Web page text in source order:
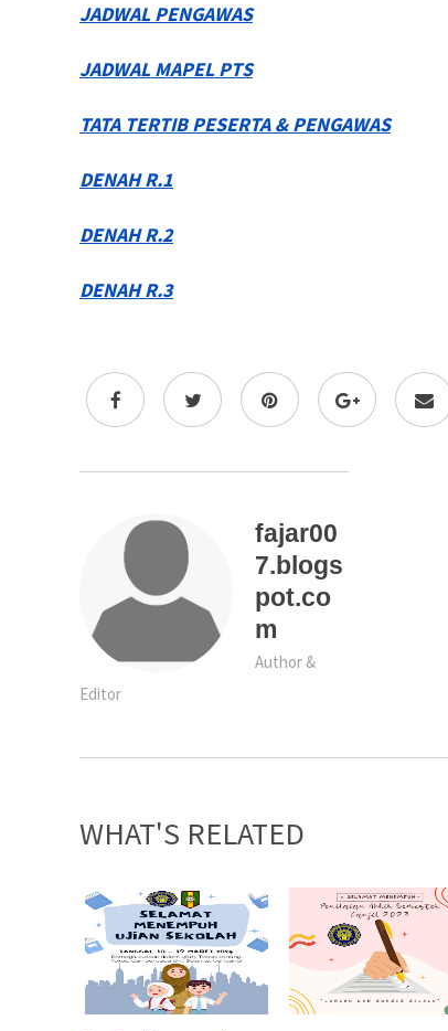
JADWAL PENGAWAS
JADWAL MAPEL PTS
TATA TERTIB PESERTA & PENGAWAS
DENAH R.1
DENAH R.2
DENAH R.3
fajar00
7.blogs
pot.co
m
Author &
Editor
WHAT'S RELATED